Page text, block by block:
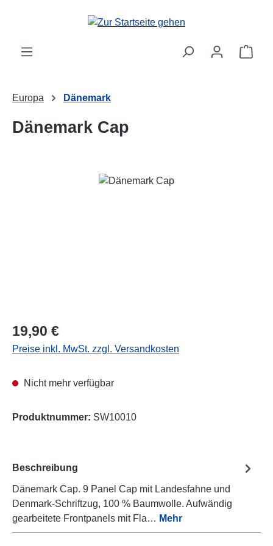
Zum Hauptinhalt springen
Europa Dänemark
Dänemark Cap
Bildergalerie überspringen
Regulärer Preis:
19,90 €
Preise inkl. MwSt. zzgl. Versandkosten
Nicht mehr verfügbar
Produktnummer: SW10010
Beschreibung
Dänemark Cap. 9 Panel Cap mit Landesfahne und
Denmark-Schriftzug, 100 % Baumwolle. Aufwändig
gearbeitete Frontpanels mit Fla… Mehr